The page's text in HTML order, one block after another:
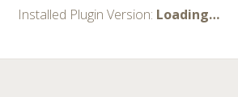
Installed Plugin Version: Loading…